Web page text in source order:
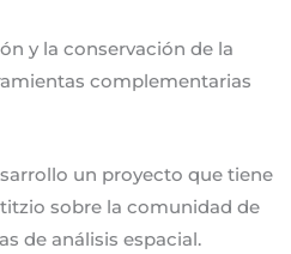
y la conservación de la
complementarias
un proyecto que tiene
sobre la comunidad de
de análisis espacial.